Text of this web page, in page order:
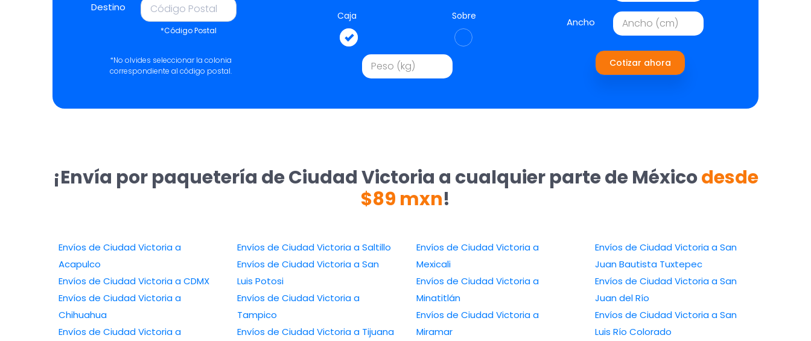
Destino
*Código Postal
*No olvides seleccionar la colonia
correspondiente al código postal.
Caja Sobre Ancho
Cotizar ahora
¡Envía por paquetería de Ciudad Victoria a cualquier parte de Méxicodesde
$89 mxn!
Envíos de Ciudad Victoria a
Acapulco
Envíos de Ciudad Victoria a CDMX
Envíos de Ciudad Victoria a
Chihuahua
Envíos de Ciudad Victoria a
Envíos de Ciudad Victoria a Saltillo
Envíos de Ciudad Victoria a San
Luis Potosi
Envíos de Ciudad Victoria a
Tampico
Envíos de Ciudad Victoria a Tijuana
Envíos de Ciudad Victoria a
Mexicali
Envíos de Ciudad Victoria a
Minatitlán
Envíos de Ciudad Victoria a
Miramar
Envíos de Ciudad Victoria a San
Juan Bautista Tuxtepec
Envíos de Ciudad Victoria a San
Juan del Río
Envíos de Ciudad Victoria a San
Luis Río Colorado